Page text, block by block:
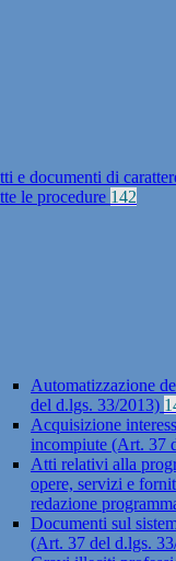
e documenti di
le procedure 142
Automatizzazione
del d.lgs. 33/2013)
Acquisizione
incompiute (Art. 37
Atti relativi alla
opere, servizi e
redazione
Documenti sul
(Art. 37 del d.lgs.